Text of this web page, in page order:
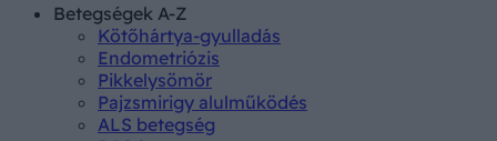
Betegségek A-Z
Kötőhártya-gyulladás
Endometriózis
Pikkelysömör
Pajzsmirigy alulműködés
ALS betegség